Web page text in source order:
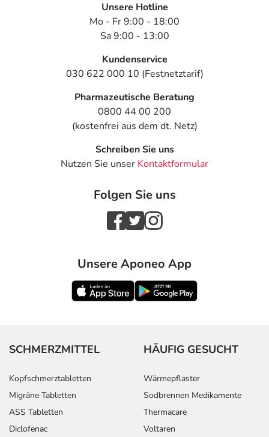
Unsere Hotline
Mo - Fr 9:00 - 18:00
Sa 9:00 - 13:00
Kundenservice
030 622 000 10 (Festnetztarif)
Pharmazeutische Beratung
0800 44 00 200
(kostenfrei aus dem dt. Netz)
Schreiben Sie uns
Nutzen Sie unser Kontaktformular
Folgen Sie uns
Unsere Aponeo App
SCHMERZMITTEL
Kopfschmerztabletten
Migräne Tabletten
ASS Tabletten
Diclofenac
HÄUFIG GESUCHT
Wärmepflaster
Sodbrennen Medikamente
Thermacare
Voltaren